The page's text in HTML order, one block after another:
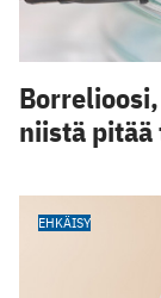
niistä pitää
EHKÄISY